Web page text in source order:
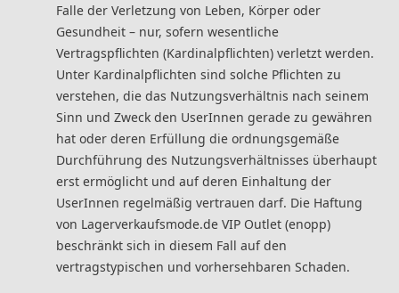
Falle der Verletzung von Leben, Körper oder
Gesundheit – nur, sofern wesentliche
Vertragspflichten (Kardinalpflichten) verletzt werden.
Unter Kardinalpflichten sind solche Pflichten zu
verstehen, die das Nutzungsverhältnis nach seinem
Sinn und Zweck den UserInnen gerade zu gewähren
hat oder deren Erfüllung die ordnungsgemäße
Durchführung des Nutzungsverhältnisses überhaupt
erst ermöglicht und auf deren Einhaltung der
UserInnen regelmäßig vertrauen darf. Die Haftung
von Lagerverkaufsmode.de VIP Outlet (enopp)
beschränkt sich in diesem Fall auf den
vertragstypischen und vorhersehbaren Schaden.